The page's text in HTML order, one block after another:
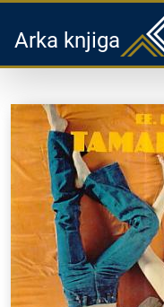
Arka knjiga